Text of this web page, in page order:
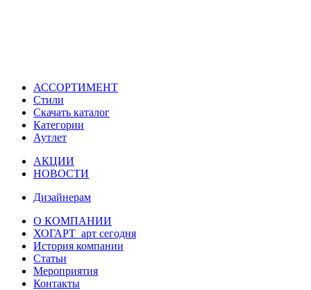
АССОРТИМЕНТ
Стили
Скачать каталог
Категории
Аутлет
АКЦИИ
НОВОСТИ
Дизайнерам
О КОМПАНИИ
ХОГАРТ_арт сегодня
История компании
Статьи
Мероприятия
Контакты